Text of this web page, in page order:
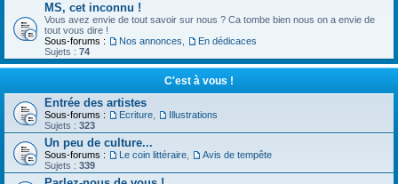
MS, cet inconnu !
Vous avez envie de tout savoir sur nous ? Ca tombe bien nous on a envie de
tout vous dire !
Sous-forums :
Nos annonces
En dédicaces
Sujets : 74
C'est à vous !
Entrée des artistes
Sous-forums : Ecriture
Illustrations
Sujets : 323
Un peu de culture...
Sous-forums : Le coin littéraire
Avis de tempête
Sujets : 339